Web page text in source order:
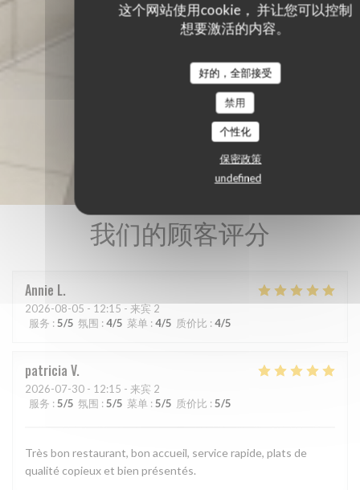
这个网站使用cookie， 并让您可以控制
想要激活的内容。
好的，全部接受
禁用
个性化
保密政策
undefined
我们的顾客评分
Annie L
2026-08-05 - 12:15 - 来宾 2
服务 : 5/5 氛围 : 4/5 菜单 : 4/5 质价比 : 4/5
patricia V
2026-07-30 - 12:15 - 来宾 2
服务 : 5/5 氛围 : 5/5 菜单 : 5/5 质价比 : 5/5
Très bon restaurant, bon accueil, service rapide, plats de
qualité copieux et bien présentés.